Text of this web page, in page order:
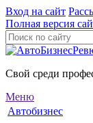
Вход на сайт
Полная версия
Свой среди
Меню
Автобизнес